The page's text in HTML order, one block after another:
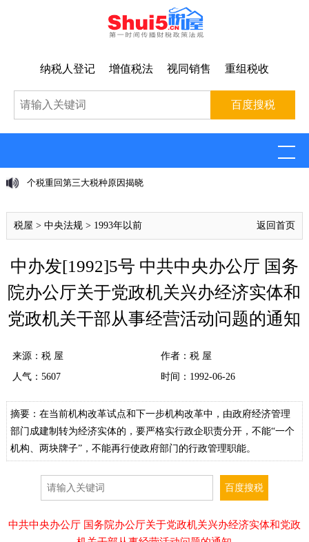
纳税人登记 增值税法 视同销售 重组税收
原因揭晓
税屋 > 中央法规> 1993年以前 返回首页
中办发[1992]5号 中共中央办公厅 国务
院办公厅关于党政机关兴办经济实体和
党政机关干部从事经营活动问题的通知
来源： 税 屋
作者：税 屋
人气： 5607 时间：1992-06-26
摘要：在当前机构改革试点和下一步机构改革中，由政府经济管理
部门成建制转为经济实体的，要严格实行政企职责分开，不能“一个
机构、两块牌子”，不能再行使政府部门的行政管理职能。
中共中央办公厅 国务院办公厅关于党政机关兴办经济实体和党政